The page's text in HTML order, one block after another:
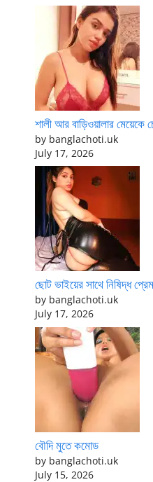
শালী আর বাড়িওয়ালার মেয়েকে
by banglachoti.uk
July 17, 2026
ছোট ভাইয়ের সাথে নিষিদ্ধ প্রেম
by banglachoti.uk
July 17, 2026
বৌদি মুতে কমোড
by banglachoti.uk
July 15, 2026